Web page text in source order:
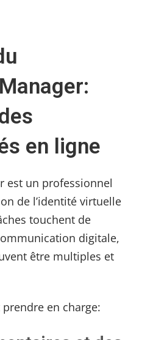
en ligne
est un professionnel
de l’identité virtuelle
touchent de
digitale,
être multiples et
en charge: